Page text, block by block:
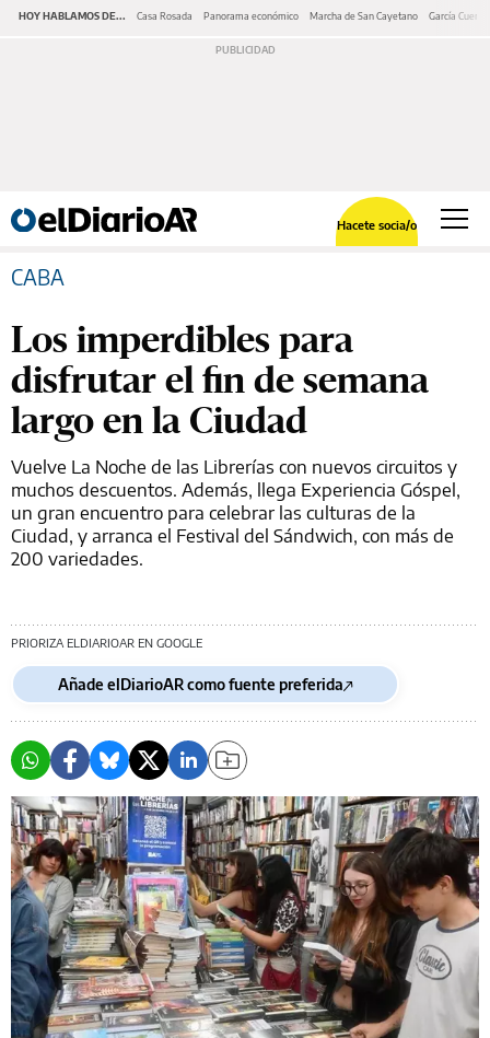
HOY HABLAMOS DE... Casa Rosada Panorama económico Marcha de San Cayetano García Cuerva
Hacete socia/o
CABA
Los imperdibles para
disfrutar el fin de semana
largo en la Ciudad
Vuelve La Noche de las Librerías con nuevos circuitos y
muchos descuentos. Además, llega Experiencia Góspel,
un gran encuentro para celebrar las culturas de la
Ciudad, y arranca el Festival del Sándwich, con más de
200 variedades.
PRIORIZA ELDIARIOAR EN GOOGLE
Añade elDiarioAR como fuente preferida